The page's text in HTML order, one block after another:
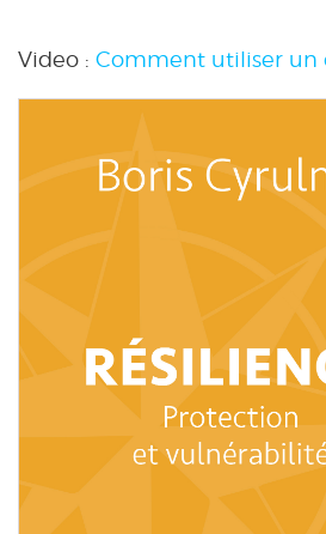
Video : Comment utiliser un